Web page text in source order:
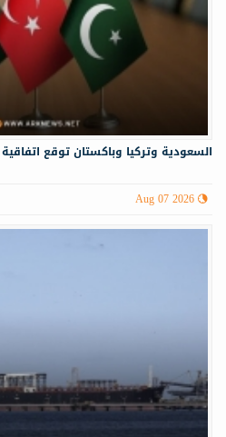
السعودية وتركيا وباكستان توقع
Aug 07 2026